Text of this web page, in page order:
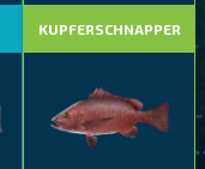
KUPFERSCHNAPPER